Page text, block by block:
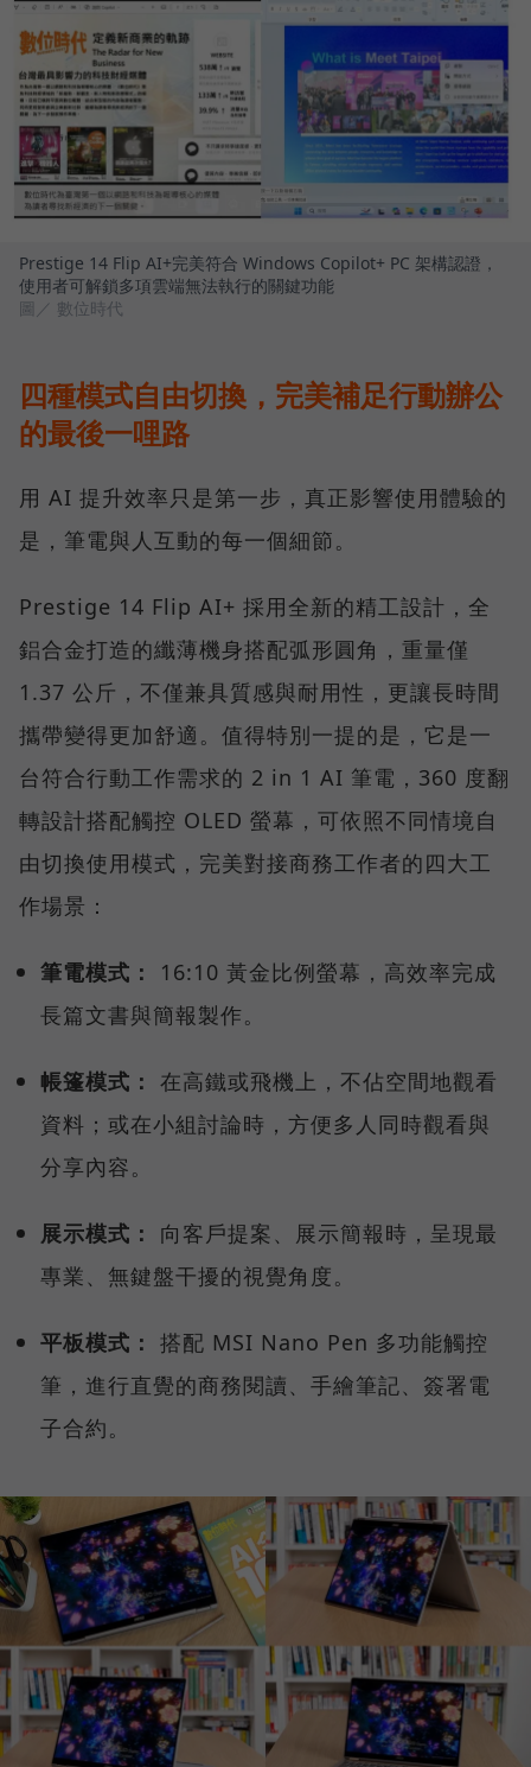
Prestige 14 Flip AI+完美符合 Windows Copilot+ PC 架構認證，
使用者可解鎖多項雲端無法執行的關鍵功能
圖／ 數位時代
四種模式自由切換，完美補足行動辦公
的最後一哩路
用 AI 提升效率只是第一步，真正影響使用體驗的
是，筆電與人互動的每一個細節。
Prestige 14 Flip AI+ 採用全新的精工設計，全
鋁合金打造的纖薄機身搭配弧形圓角，重量僅
1.37 公斤，不僅兼具質感與耐用性，更讓長時間
攜帶變得更加舒適。值得特別一提的是，它是一
台符合行動工作需求的 2 in 1 AI 筆電，360 度翻
轉設計搭配觸控 OLED 螢幕，可依照不同情境自
由切換使用模式，完美對接商務工作者的四大工
作場景：
筆電模式：
16:10 黃金比例螢幕，高效率完成
長篇文書與簡報製作。
帳篷模式： 在高鐵或飛機上，不佔空間地觀看
資料；或在小組討論時，方便多人同時觀看與
分享內容。
展示模式：
向客戶提案、展示簡報時，呈現最
專業、無鍵盤干擾的視覺角度。
平板模式： 搭配 MSI Nano Pen 多功能觸控
筆，進行直覺的商務閱讀、手繪筆記、簽署電
子合約。